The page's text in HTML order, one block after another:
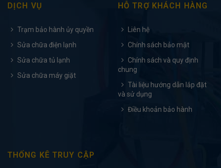
DỊCH VỤ
Trạm bảo hành ủy quyền
Sửa chữa điện lạnh
Sửa chữa tủ lạnh
Sửa chữa máy giặt
HỖ TRỢ KHÁCH HÀNG
Liên hệ
Chính sách bảo mật
Chính sách và quy định
chung
Tài liệu hướng dẫn lắp đặt
và sử dụng
Điều khoản bảo hành
THỐNG KÊ TRUY CẬP